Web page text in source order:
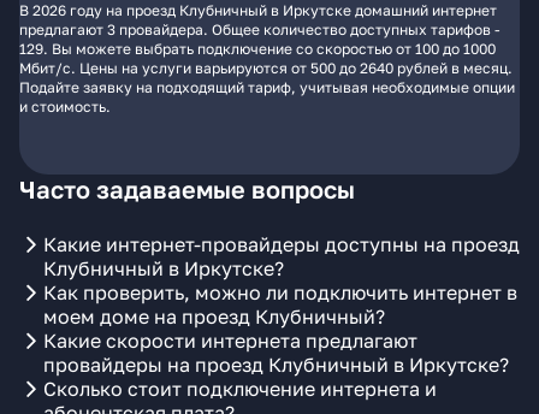
В 2026 году на проезд Клубничный в Иркутске домашний интернет
предлагают 3 провайдера. Общее количество доступных тарифов -
129. Вы можете выбрать подключение со скоростью от 100 до 1000
Мбит/с. Цены на услуги варьируются от 500 до 2640 рублей в месяц.
Подайте заявку на подходящий тариф, учитывая необходимые опции
и стоимость.
Часто задаваемые вопросы
Какие интернет-провайдеры доступны на проезд
Клубничный в Иркутске?
Как проверить, можно ли подключить интернет в
моем доме на проезд Клубничный?
Какие скорости интернета предлагают
провайдеры на проезд Клубничный в Иркутске?
Сколько стоит подключение интернета и